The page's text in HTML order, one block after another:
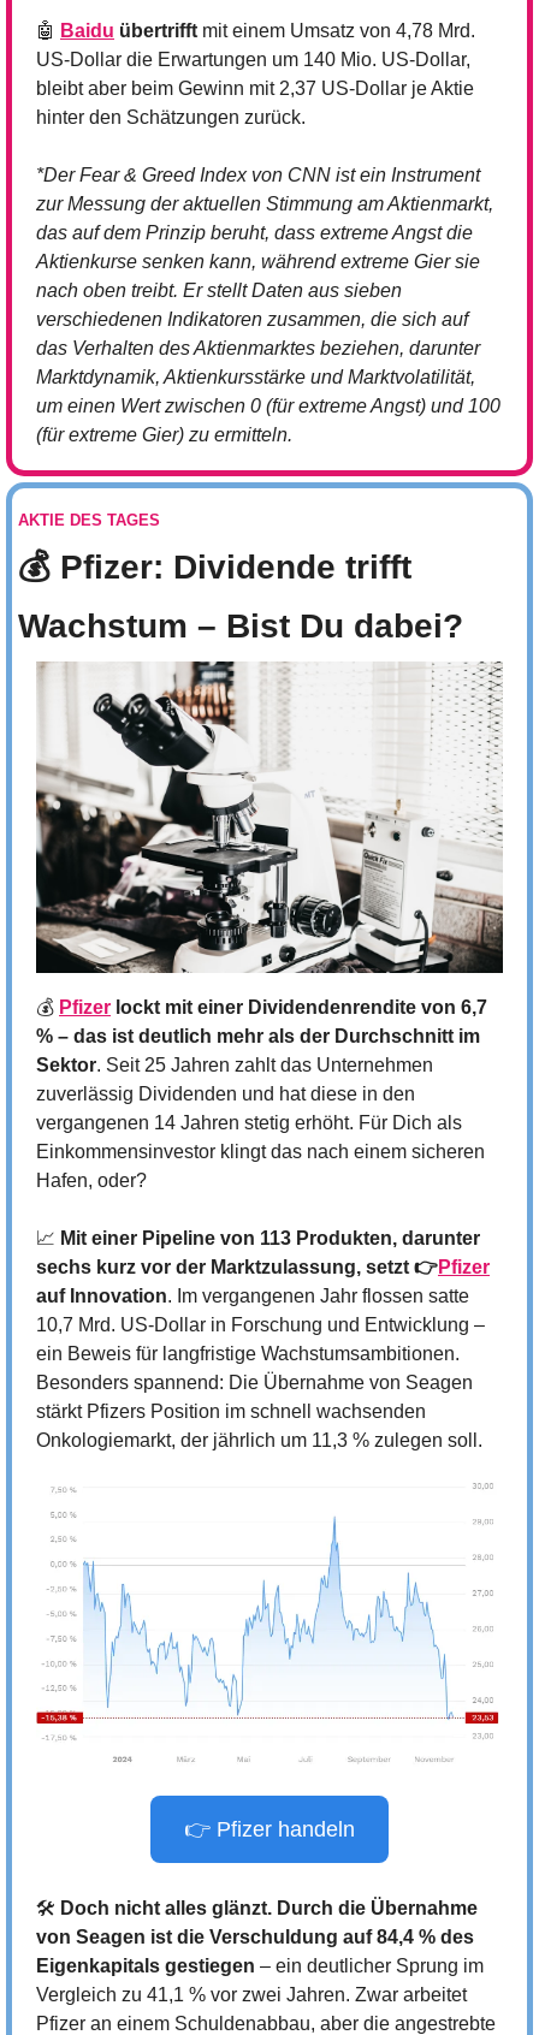
🤖 Baidu übertrifft mit einem Umsatz von 4,78 Mrd.
US-Dollar die Erwartungen um 140 Mio. US-Dollar,
bleibt aber beim Gewinn mit 2,37 US-Dollar je Aktie
hinter den Schätzungen zurück.
*Der Fear & Greed Index von CNN ist ein Instrument
zur Messung der aktuellen Stimmung am Aktienmarkt,
das auf dem Prinzip beruht, dass extreme Angst die
Aktienkurse senken kann, während extreme Gier sie
nach oben treibt. Er stellt Daten aus sieben
verschiedenen Indikatoren zusammen, die sich auf
das Verhalten des Aktienmarktes beziehen, darunter
Marktdynamik, Aktienkursstärke und Marktvolatilität,
um einen Wert zwischen 0 (für extreme Angst) und 100
(für extreme Gier) zu ermitteln.
AKTIE DES TAGES
💰 Pfizer: Dividende trifft
Wachstum – Bist Du dabei?
💰 Pfizer lockt mit einer Dividendenrendite von 6,7
% – das ist deutlich mehr als der Durchschnitt im
Sektor. Seit 25 Jahren zahlt das Unternehmen
zuverlässig Dividenden und hat diese in den
vergangenen 14 Jahren stetig erhöht. Für Dich als
Einkommensinvestor klingt das nach einem sicheren
Hafen, oder?
📈 Mit einer Pipeline von 113 Produkten, darunter
sechs kurz vor der Marktzulassung, setzt 👉Pfizer
auf Innovation. Im vergangenen Jahr flossen satte
10,7 Mrd. US-Dollar in Forschung und Entwicklung –
ein Beweis für langfristige Wachstumsambitionen.
Besonders spannend: Die Übernahme von Seagen
stärkt Pfizers Position im schnell wachsenden
Onkologiemarkt, der jährlich um 11,3 % zulegen soll.
👉 Pfizer handeln
🛠️ Doch nicht alles glänzt. Durch die Übernahme
von Seagen ist die Verschuldung auf 84,4 % des
Eigenkapitals gestiegen – ein deutlicher Sprung im
Vergleich zu 41,1 % vor zwei Jahren. Zwar arbeitet
Pfizer an einem Schuldenabbau, aber die angestrebte